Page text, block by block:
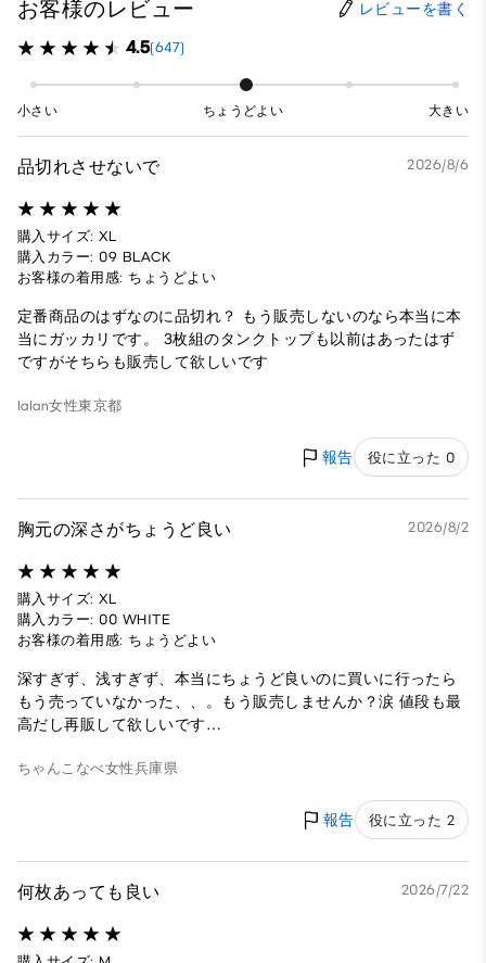
お客様のレビュー レビューを書く
4.5(647)
小さい ちょうどよい 大きい
品切れさせないで 2026/8/6
購入サイズ: XL
購入カラー: 09 BLACK
お客様の着用感: ちょうどよい
定番商品のはずなのに品切れ？ もう販売しないのなら本当に本
当にガッカリです。 3枚組のタンクトップも以前はあったはず
ですがそちらも販売して欲しいです
lalan女性東京都
報告 役に立った 0
胸元の深さがちょうど良い 2026/8/2
購入サイズ: XL
購入カラー: 00 WHITE
お客様の着用感: ちょうどよい
深すぎず、浅すぎず、本当にちょうど良いのに買いに行ったら
もう売っていなかった、、。もう販売しませんか？涙 値段も最
高だし再販して欲しいです…
ちゃんこなべ女性兵庫県
報告 役に立った 2
何枚あっても良い 2026/7/22